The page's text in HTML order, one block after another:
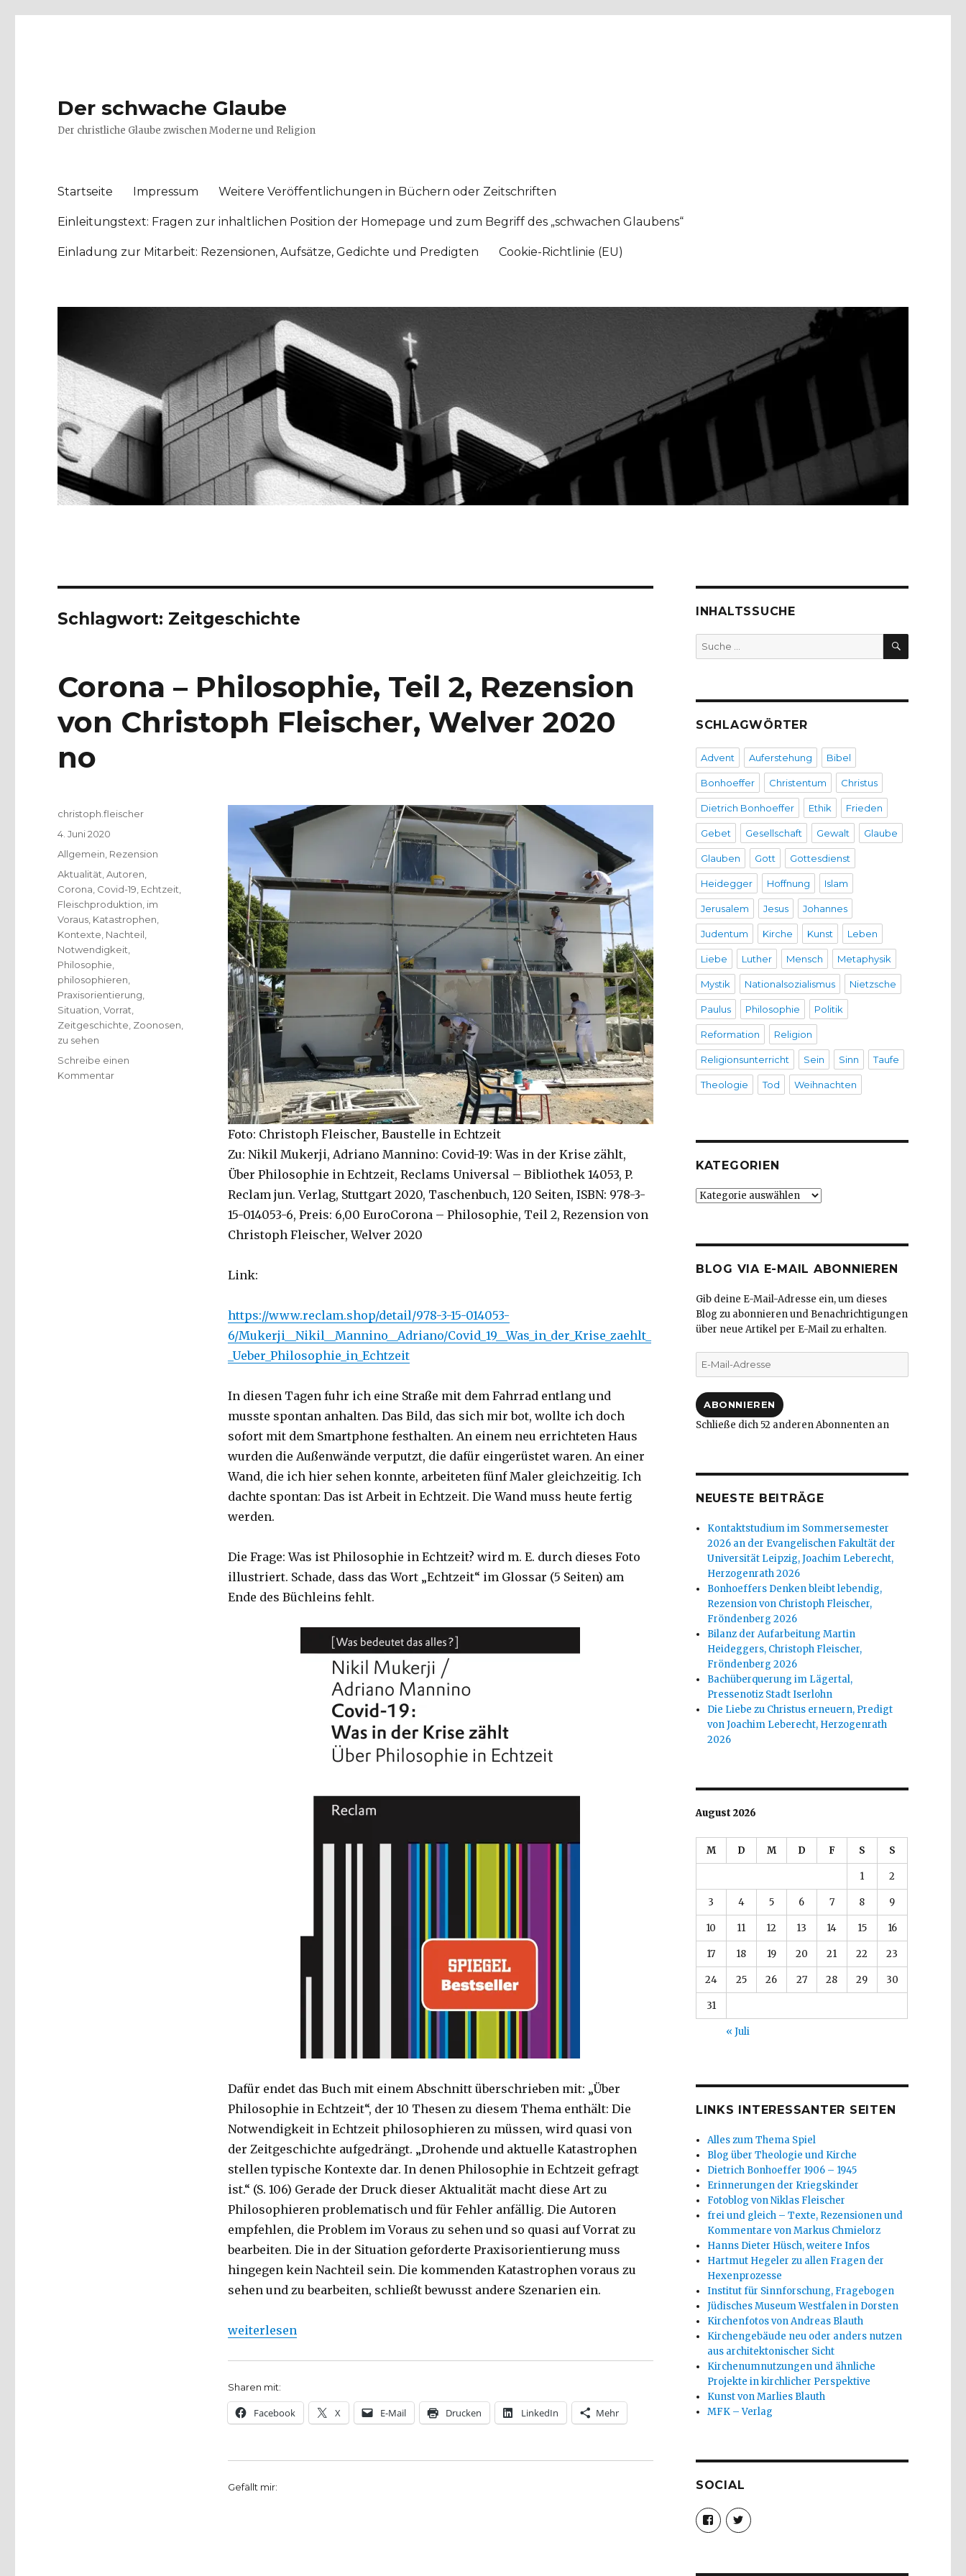
Der schwache Glaube
Der christliche Glaube zwischen Moderne und Religion
Startseite Impressum Weitere Veröffentlichungen in Büchern oder Zeitschriften
Einleitungstext: Fragen zur inhaltlichen Position der Homepage und zum Begriff des „schwachen Glaubens“
Einladung zur Mitarbeit: Rezensionen, Aufsätze, Gedichte und Predigten Cookie-Richtlinie (EU)
Schlagwort: Zeitgeschichte
Corona – Philosophie, Teil 2, Rezension
von Christoph Fleischer, Welver 2020
no
Foto: Christoph Fleischer, Baustelle in Echtzeit
Zu: Nikil Mukerji, Adriano Mannino: Covid-19: Was in der Krise zählt,
Über Philosophie in Echtzeit, Reclams Universal – Bibliothek 14053, P.
Reclam jun. Verlag, Stuttgart 2020, Taschenbuch, 120 Seiten, ISBN: 978-3-
15-014053-6, Preis: 6,00 EuroCorona – Philosophie, Teil 2, Rezension von
Christoph Fleischer, Welver 2020
Link:
https://www.reclam.shop/detail/978-3-15-014053-
6/Mukerji__Nikil__Mannino__Adriano/Covid_19__Was_in_der_Krise_zaehlt_
_Ueber_Philosophie_in_Echtzeit
In diesen Tagen fuhr ich eine Straße mit dem Fahrrad entlang und
musste spontan anhalten. Das Bild, das sich mir bot, wollte ich doch
sofort mit dem Smartphone festhalten. An einem neu errichteten Haus
wurden die Außenwände verputzt, die dafür eingerüstet waren. An einer
Wand, die ich hier sehen konnte, arbeiteten fünf Maler gleichzeitig. Ich
dachte spontan: Das ist Arbeit in Echtzeit. Die Wand muss heute fertig
werden.
Die Frage: Was ist Philosophie in Echtzeit? wird m. E. durch dieses Foto
illustriert. Schade, dass das Wort „Echtzeit“ im Glossar (5 Seiten) am
Ende des Büchleins fehlt.
Dafür endet das Buch mit einem Abschnitt überschrieben mit: „Über
Philosophie in Echtzeit“, der 10 Thesen zu diesem Thema enthält: Die
Notwendigkeit in Echtzeit philosophieren zu müssen, wird quasi von
der Zeitgeschichte aufgedrängt. „Drohende und aktuelle Katastrophen
stellen typische Kontexte dar. In denen Philosophie in Echtzeit gefragt
ist.“ (S. 106) Gerade der Druck dieser Aktualität macht diese Art zu
Philosophieren problematisch und für Fehler anfällig. Die Autoren
empfehlen, die Problem im Voraus zu sehen und so quasi auf Vorrat zu
bearbeiten. Die in der Situation geforderte Praxisorientierung muss
hingegen kein Nachteil sein. Die kommenden Katastrophen voraus zu
sehen und zu bearbeiten, schließt bewusst andere Szenarien ein.
„Corona – Philosophie, Teil 2, Rezension von Christoph Fleischer, Welver 2020 no“
weiterlesen
Sharen mit:
Facebook X E-Mail Drucken LinkedIn Mehr
Gefällt mir:
Autor
christoph.fleischer
Veröffentlicht
am
4. Juni 2020
Kategorien
Allgemein Rezension
Schlagwörter
Aktualität ,Autoren
Corona Covid-19 Echtzeit
Fleischproduktion im
Voraus Katastrophen
Kontexte Nachteil
Notwendigkeit
Philosophie
philosophieren
Praxisorientierung
Situation ,Vorrat
Zeitgeschichte Zoonosen
zu sehen
Schreibe einen
Kommentarzu
INHALTSSUCHE
Suche
nach:
SUCHEN
SCHLAGWÖRTER
Advent Auferstehung Bibel
Bonhoeffer Christentum Christus
Dietrich Bonhoeffer Ethik Frieden
Gebet Gesellschaft Gewalt Glaube
Glauben Gott Gottesdienst
Heidegger Hoffnung Islam
Jerusalem Jesus Johannes
Judentum Kirche Kunst Leben
Liebe Luther Mensch Metaphysik
Mystik Nationalsozialismus Nietzsche
Paulus Philosophie Politik
Reformation Religion
Religionsunterricht Sein Sinn Taufe
Theologie Tod Weihnachten
KATEGORIEN
Kategorien
BLOG VIA E-MAIL ABONNIEREN
Gib deine E-Mail-Adresse ein, um dieses
Blog zu abonnieren und Benachrichtigungen
über neue Artikel per E-Mail zu erhalten.
E-
Mail-
ABONNIEREN
Schließe dich 52 anderen Abonnenten an
NEUESTE BEITRÄGE
Kontaktstudium im Sommersemester
2026 an der Evangelischen Fakultät der
Universität Leipzig, Joachim Leberecht,
Herzogenrath 2026
Bonhoeffers Denken bleibt lebendig,
Rezension von Christoph Fleischer,
Fröndenberg 2026
Bilanz der Aufarbeitung Martin
Heideggers, Christoph Fleischer,
Fröndenberg 2026
Bachüberquerung im Lägertal,
Pressenotiz Stadt Iserlohn
Die Liebe zu Christus erneuern, Predigt
von Joachim Leberecht, Herzogenrath
2026
August 2026
M D M D F S S
1 2
3 4 5 6 7 8 9
10 11 12 13 14 15 16
17 18 19 20 21 22 23
24 25 26 27 28 29 30
31
« Juli
LINKS INTERESSANTER SEITEN
Alles zum Thema Spiel
Blog über Theologie und Kirche
Dietrich Bonhoeffer 1906 – 1945
Erinnerungen der Kriegskinder
Fotoblog von Niklas Fleischer
frei und gleich – Texte, Rezensionen und
Kommentare von Markus Chmielorz
Hanns Dieter Hüsch, weitere Infos
Hartmut Hegeler zu allen Fragen der
Hexenprozesse
Institut für Sinnforschung, Fragebogen
Jüdisches Museum Westfalen in Dorsten
Kirchenfotos von Andreas Blauth
Kirchengebäude neu oder anders nutzen
aus architektonischer Sicht
Kirchenumnutzungen und ähnliche
Projekte in kirchlicher Perspektive
Kunst von Marlies Blauth
MFK – Verlag
SOCIAL
Profil
von
christoph.fleischer1
anzeigen
Profil
von
anzeigen